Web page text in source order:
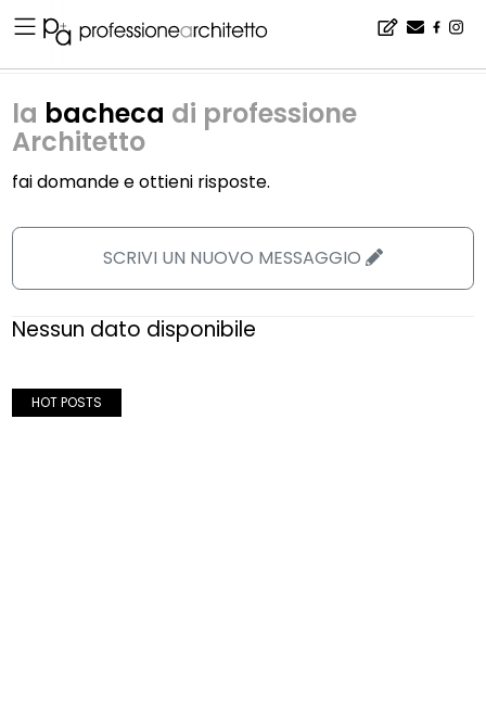
la bacheca di professione
Architetto
fai domande e ottieni risposte.
SCRIVI UN NUOVO MESSAGGIO
Nessun dato disponibile
HOT POSTS